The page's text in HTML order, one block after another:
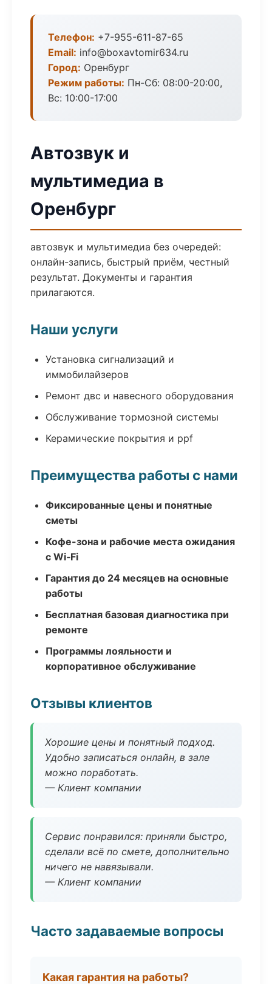
Телефон: +7-955-611-87-65
Email: info@boxavtomir634.ru
Город: Оренбург
Режим работы: Пн-Сб: 08:00-20:00,
Вс: 10:00-17:00
Автозвук и
мультимедиа в
Оренбург
автозвук и мультимедиа без очередей:
онлайн-запись, быстрый приём, честный
результат. Документы и гарантия
прилагаются.
Наши услуги
Установка сигнализаций и
иммобилайзеров
Ремонт двс и навесного оборудования
Обслуживание тормозной системы
Керамические покрытия и ppf
Преимущества работы с нами
Фиксированные цены и понятные
сметы
Кофе-зона и рабочие места ожидания
с Wi‑Fi
Гарантия до 24 месяцев на основные
работы
Бесплатная базовая диагностика при
ремонте
Программы лояльности и
корпоративное обслуживание
Отзывы клиентов
Хорошие цены и понятный подход.
Удобно записаться онлайн, в зале
можно поработать.
— Клиент компании
Сервис понравился: приняли быстро,
сделали всё по смете, дополнительно
ничего не навязывали.
— Клиент компании
Часто задаваемые вопросы
Какая гарантия на работы?